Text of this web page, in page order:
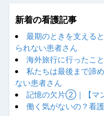
新着の看護記事
最期のときを支える
られない患者さん
海外旅行に行ったこ
私たちは最後まで諦
ない患者さん
記憶の欠片②｜【マ
働く気がないの？看